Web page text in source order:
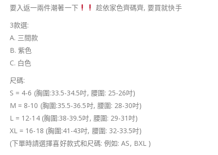
要入返一兩件潮著一下
趁依家色齊碼齊, 要買就快手
3款選:
A. 三間款
B. 紫色
C. 白色
尺碼:
S = 4-6 (胸圍:33.5-34.5吋, 腰圍: 25-26吋)
M = 8-10 (胸圍:35.5-36.5吋, 腰圍: 28-30吋)
L = 12-14 (胸圍:38-39.5吋, 腰圍: 29-31吋)
XL = 16-18 (胸圍:41-43吋, 腰圍: 32-33.5吋)
(下單時請選擇喜好款式和尺碼: 例如: AS, BXL )